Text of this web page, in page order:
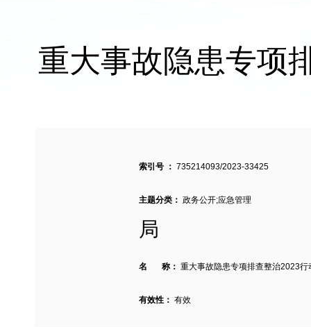
重大事故隐患专项
索引号 ： 735214093/2023-33425
主题分类： 政务公开;应急管理
局
名 称： 重大事故隐患专项排查整治2023
有效性： 有效